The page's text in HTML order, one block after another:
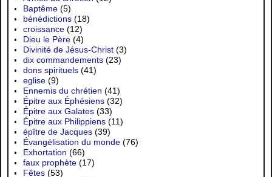
Baptême (5)
bénédictions (18)
croissance (12)
Dieu le Père (4)
Divinité de Jésus-Christ (3)
dix commandements (23)
dons spirituels (41)
eglise (9)
Ennemis du chrétien (41)
Épitre aux Éphésiens (32)
Épitre aux Galates (33)
Épitre aux Philippiens (11)
épître de Jacques (39)
Évangélisation du monde (76)
Exhortation (66)
faux prophète (17)
Fêtes (53)